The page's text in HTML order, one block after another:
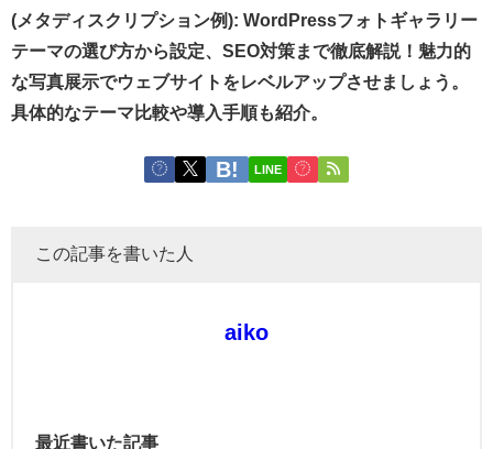
(メタディスクリプション例): WordPressフォトギャラリー
テーマの選び方から設定、SEO対策まで徹底解説！魅力的
な写真展示でウェブサイトをレベルアップさせましょう。
具体的なテーマ比較や導入手順も紹介。
LINE
この記事を書いた人
aiko
最近書いた記事